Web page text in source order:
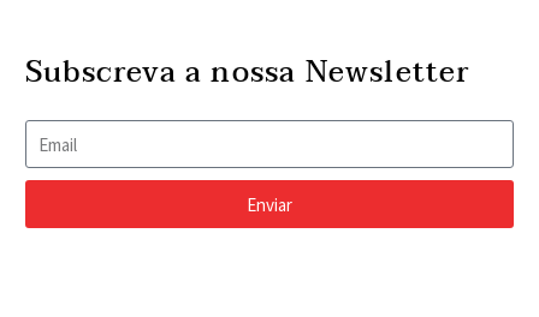
Subscreva a nossa Newsletter
Enviar